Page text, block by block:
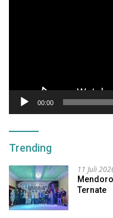
00:00
Trending
11 Juli
Ternate